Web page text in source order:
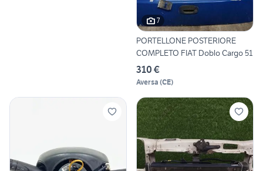
7
PORTELLONE POSTERIORE
COMPLETO FIAT Doblo Cargo 51
310 €
Aversa (CE)